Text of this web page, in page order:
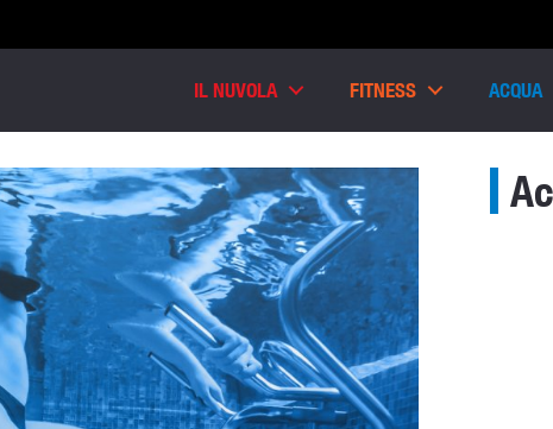
IL NUVOLA FITNESS ACQUA